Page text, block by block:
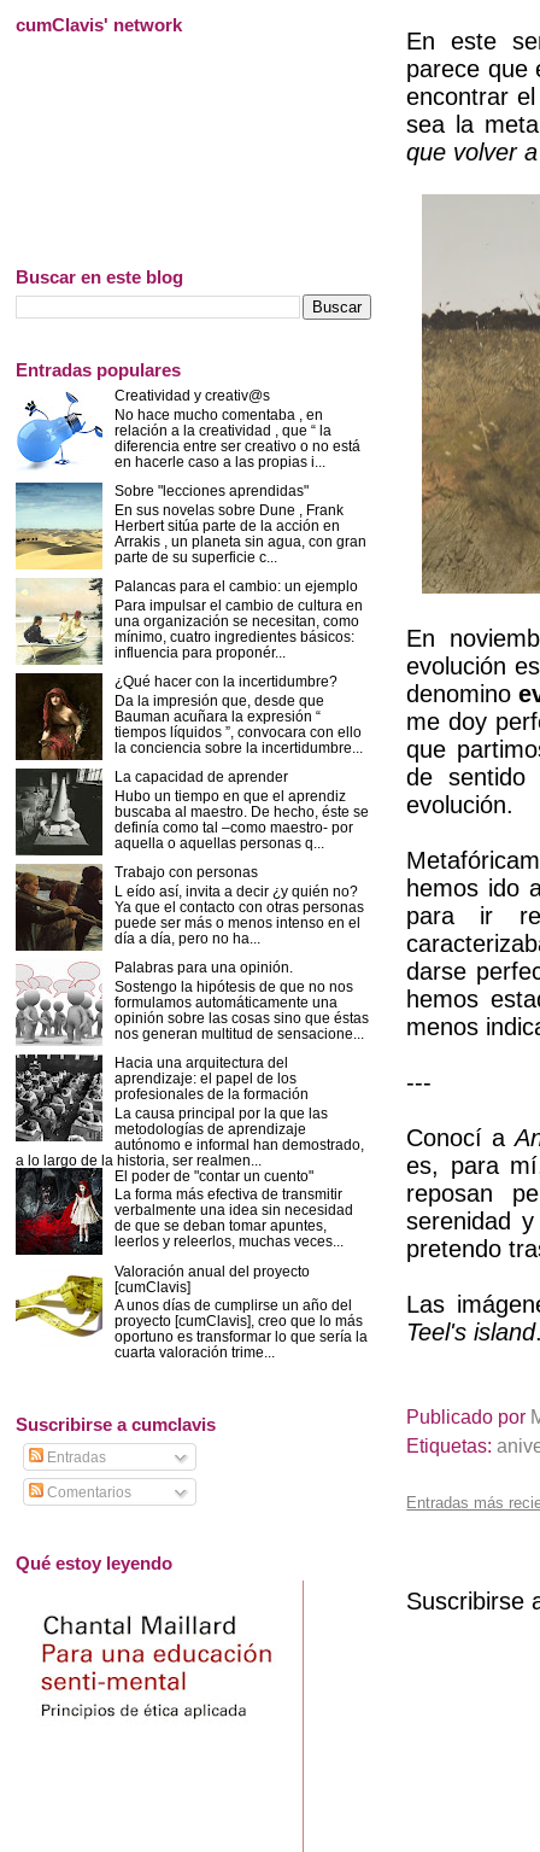
En este
parece que
encontrar
sea la
que volver
En
evolución
denomino
me doy
que
de
evolución.
hemos ido
para ir
darse
hemos
menos
---
Conocí a
es, para
reposan
serenidad
pretendo
Las
Teel's island
Publicado por
Etiquetas:
Entradas más
Suscribirse
cumClavis' network
Buscar en este blog
Entradas populares
Creatividad y creativ@s
No hace mucho comentaba , en
relación a la creatividad , que “ la
diferencia entre ser creativo o no está
en hacerle caso a las propias i...
Sobre "lecciones aprendidas"
En sus novelas sobre Dune , Frank
Herbert sitúa parte de la acción en
Arrakis , un planeta sin agua, con gran
parte de su superficie c...
Palancas para el cambio: un ejemplo
Para impulsar el cambio de cultura en
una organización se necesitan, como
mínimo, cuatro ingredientes básicos:
influencia para proponér...
¿Qué hacer con la incertidumbre?
Da la impresión que, desde que
Bauman acuñara la expresión “
tiempos líquidos ”, convocara con ello
la conciencia sobre la incertidumbre...
La capacidad de aprender
Hubo un tiempo en que el aprendiz
buscaba al maestro. De hecho, éste se
definía como tal –como maestro- por
aquella o aquellas personas q...
Trabajo con personas
L eído así, invita a decir ¿y quién no?
Ya que el contacto con otras personas
puede ser más o menos intenso en el
día a día, pero no ha...
Palabras para una opinión.
Sostengo la hipótesis de que no nos
formulamos automáticamente una
opinión sobre las cosas sino que éstas
nos generan multitud de sensacione...
Hacia una arquitectura del
aprendizaje: el papel de los
profesionales de la formación
La causa principal por la que las
metodologías de aprendizaje
autónomo e informal han demostrado,
a lo largo de la historia, ser realmen...
El poder de "contar un cuento"
La forma más efectiva de transmitir
verbalmente una idea sin necesidad
de que se deban tomar apuntes,
leerlos y releerlos, muchas veces...
Valoración anual del proyecto
[cumClavis]
A unos días de cumplirse un año del
proyecto [cumClavis], creo que lo más
oportuno es transformar lo que sería la
cuarta valoración trime...
Suscribirse a cumclavis
Entradas
Comentarios
Qué estoy leyendo